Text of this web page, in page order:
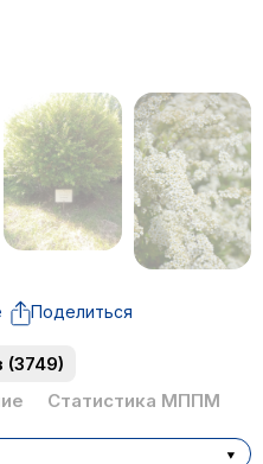
Поделиться
(3749)
Статистика МППМ